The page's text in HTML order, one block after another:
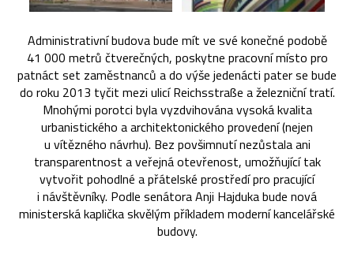
Administrativní budova bude mít ve své konečné podobě
41 000 metrů čtverečných, poskytne pracovní místo pro
patnáct set zaměstnanců a do výše jedenácti pater se bude
do roku 2013 tyčit mezi ulicí Reichsstraße a železniční tratí.
Mnohými porotci byla vyzdvihována vysoká kvalita
urbanistického a architektonického provedení (nejen
u vítězného návrhu). Bez povšimnutí nezůstala ani
transparentnost a veřejná otevřenost, umožňující tak
vytvořit pohodlné a přátelské prostředí pro pracující
i návštěvníky. Podle senátora Anji Hajduka bude nová
ministerská kaplička skvělým příkladem moderní kancelářské
budovy.